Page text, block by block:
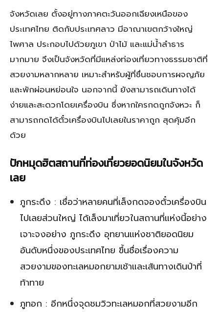
จังหวัดเลย ตั้งอยู่ทางภาคตะวันออกเฉียงเหนือของ
ประเทศไทย ติดกับประเทศลาว มีอาณาเขตกว้างใหญ่
ไพศาล ประกอบไปด้วยภูเขา ป่าไม้ และแม่น้ำลำธาร
มากมาย จึงเป็นจังหวัดที่มีแหล่งท่องเที่ยวทางธรรมชาติที่
สวยงามหลากหลาย เหมาะสำหรับผู้ที่ชื่นชอบการผจญภัย
และพักผ่อนหย่อนใจ นอกจากนี้ ยังสามารถเดินทางได้
ง่ายและสะดวกโดยเครื่องบิน ซึ่งหากใครกดถูกจังหวะ ก็
สามารถกดได้ตั๋วเครื่องบินไปเลยในราคาถูก สุดคุ้มอีก
ด้วย
ปักหมุดฮิตสถานที่ท่องเที่ยวยอดนิยมในจังหวัด
เลย
ภูกระดึง : เชื่อว่าหลายคนที่เล็งกดจองตั๋วเครื่องบิน
ไปเลยส่วนใหญ่ ได้เล็งมาเที่ยวในสถานที่แห่งนี้อย่าง
เจาะจงอย่าง ภูกระดึง อุทยานแห่งชาติยอดนิยม
อันดับหนึ่งของประเทศไทย ขึ้นชื่อเรื่องความ
สวยงามของทะเลหมอกยามเช้าและเส้นทางเดินป่าที่
ท้าทาย
ภูทอก : อีกหนึ่งจุดชมวิวทะเลหมอกที่สวยงามอีก